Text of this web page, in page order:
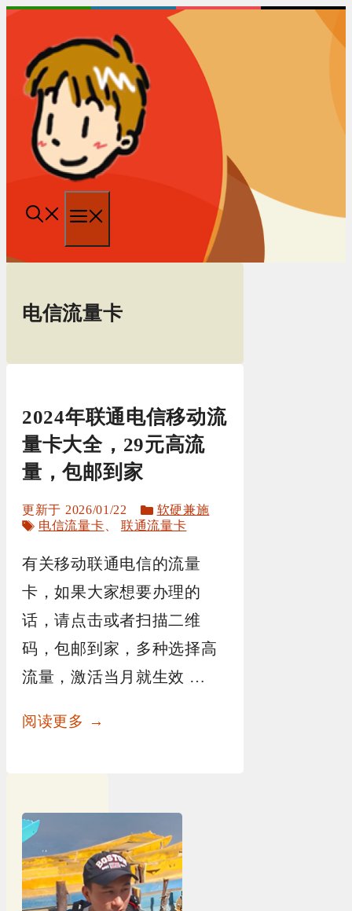
跳
单
电信流量卡
2024年联通电信移动流
量卡大全，29元高流
量，包邮到家
2026/01/22
分
类
软硬兼施
标
电信流量卡 联通流量卡
有关移动联通电信的流量
卡，如果大家想要办理的
话，请点击或者扫描二维
码，包邮到家，多种选择高
流量，激活当月就生效 …
阅读更多 →